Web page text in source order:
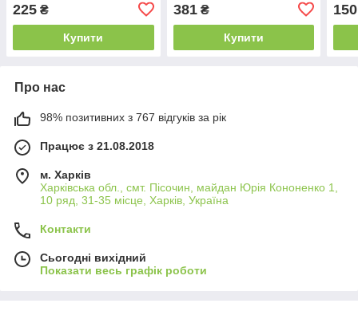
225 ₴
Купити
381₴
Купити
150
Про нас
98% позитивних з 767 відгуків за рік
Працює з 21.08.2018
м. Харків
Харківська обл., смт. Пісочин, майдан Юрія Кононенко 1,
10 ряд, 31-35 місце, Харків, Україна
Контакти
Сьогодні вихідний
Показати весь графік роботи